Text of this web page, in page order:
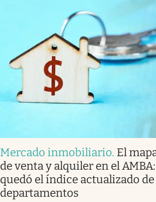
Mercado inmobiliario. El
de venta y alquiler en el
quedó el índice actualizado de
departamentos